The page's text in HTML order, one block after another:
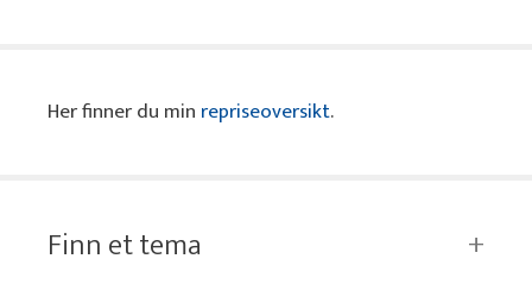
Her finner du min repriseoversikt.
Finn et tema